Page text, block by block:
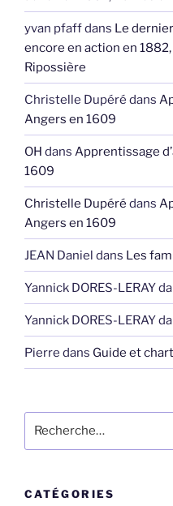
yvan pfaffdans Le
encore en action en
Ripossière
Christelle Dupéré dans
Angers en 1609
OH dans Apprentissage
1609
Christelle Dupéré dans
Angers en 1609
JEAN Daniel dans Les
Yannick DORES-LERAY
Yannick DORES-LERAY
Pierre dans Guide et
pour
CATÉGORIES